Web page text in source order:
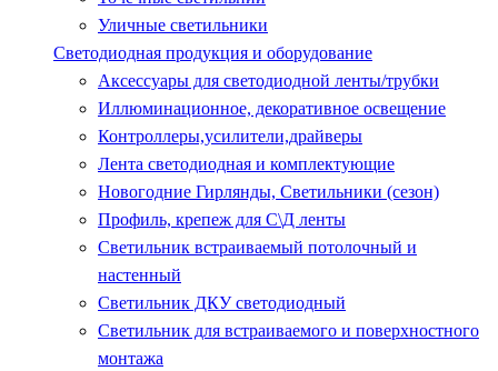
Уличные светильники
Светодиодная продукция и оборудование
Аксессуары для светодиодной ленты/трубки
Иллюминационное, декоративное освещение
Контроллеры,усилители,драйверы
Лента светодиодная и комплектующие
Новогодние Гирлянды, Светильники (сезон)
Профиль, крепеж для С\Д ленты
Светильник встраиваемый потолочный и
настенный
Светильник ДКУ светодиодный
Светильник для встраиваемого и поверхностного
монтажа